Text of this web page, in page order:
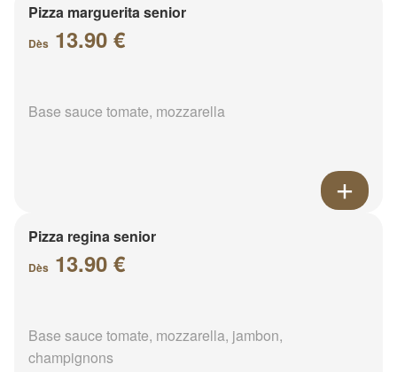
Pizza marguerita senior
Dès 13.90 €
Base sauce tomate, mozzarella
Pizza regina senior
Dès 13.90 €
Base sauce tomate, mozzarella, jambon,
champignons